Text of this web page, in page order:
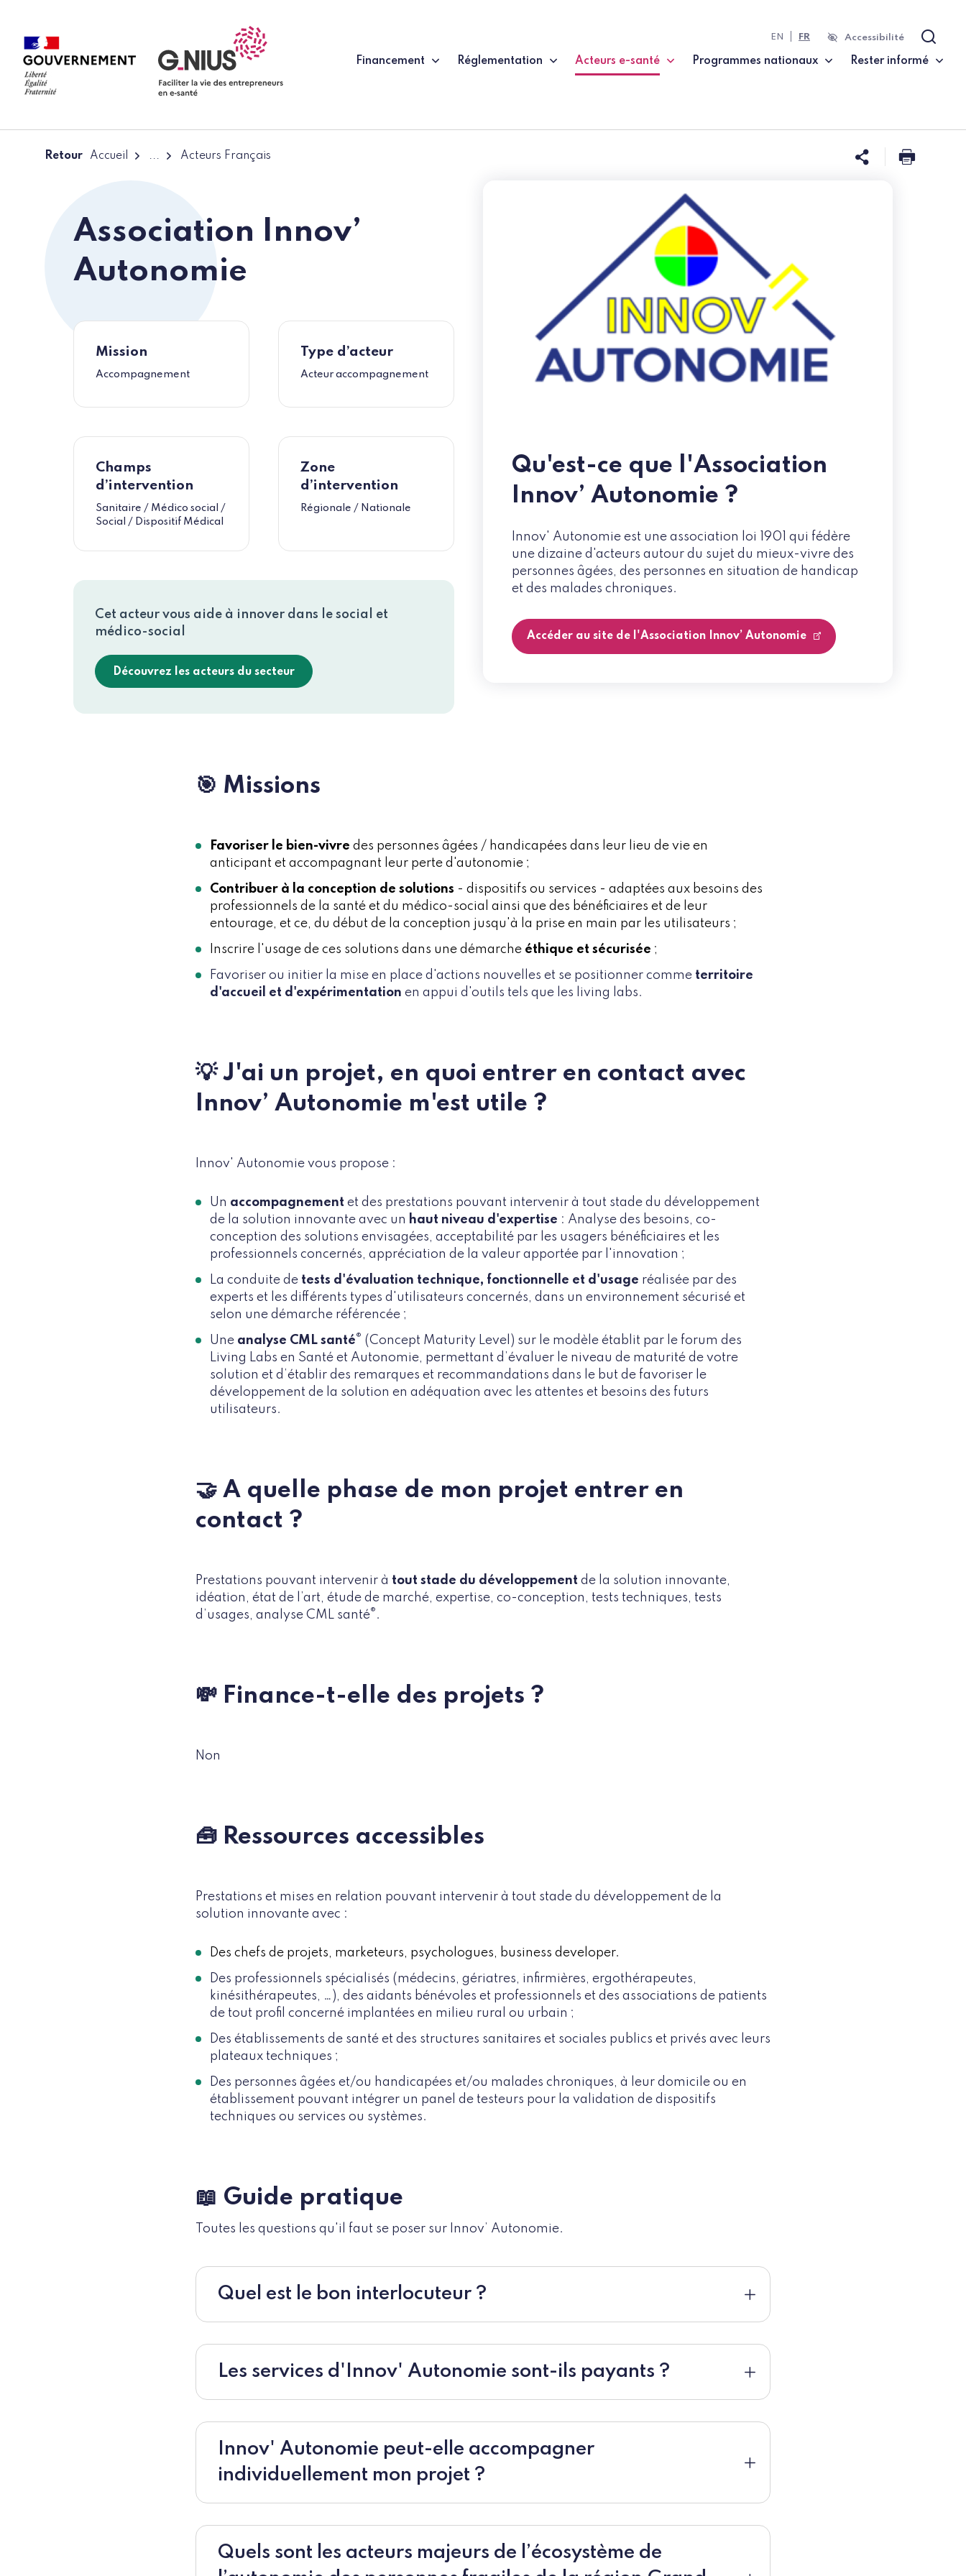
Financement Réglementation
Acteurs e-santé
(page courante)
Programmes nationaux Rester informé
EN FR Accessibilité
Retour Accueil ... Acteurs Français Partager
Association Innov’
Autonomie
Mission
Accompagnement
Type d’acteur
Acteur accompagnement
Champs
d’intervention
Sanitaire / Médico social /
Social / Dispositif Médical
Zone
d’intervention
Régionale / Nationale
Cet acteur vous aide à innover dans le social et
médico-social
Découvrez les acteurs du secteur
Qu'est-ce que l'Association
Innov’ Autonomie ?
Innov' Autonomie est une association loi 1901 qui fédère
une dizaine d'acteurs autour du sujet du mieux-vivre des
personnes âgées, des personnes en situation de handicap
et des malades chroniques.
Accéder au site de l'Association Innov’ Autonomie
🎯 Missions
Favoriser le bien-vivre des personnes âgées / handicapées dans leur lieu de vie en
anticipant et accompagnant leur perte d'autonomie ;
Contribuer à la conception de solutions - dispositifs ou services - adaptées aux besoins des
professionnels de la santé et du médico-social ainsi que des bénéficiaires et de leur
entourage, et ce, du début de la conception jusqu'à la prise en main par les utilisateurs ;
Inscrire l'usage de ces solutions dans une démarche éthique et sécurisée ;
Favoriser ou initier la mise en place d'actions nouvelles et se positionner comme territoire
d'accueil et d'expérimentation en appui d'outils tels que les living labs.
💡 J'ai un projet, en quoi entrer en contact avec
Innov’ Autonomie m'est utile ?
Innov' Autonomie vous propose :
Un accompagnement et des prestations pouvant intervenir à tout stade du développement
de la solution innovante avec un haut niveau d'expertise : Analyse des besoins, co-
conception des solutions envisagées, acceptabilité par les usagers bénéficiaires et les
professionnels concernés, appréciation de la valeur apportée par l'innovation ;
La conduite de tests d'évaluation technique, fonctionnelle et d'usage réalisée par des
experts et les différents types d'utilisateurs concernés, dans un environnement sécurisé et
selon une démarche référencée ;
Une analyse CML santé® (Concept Maturity Level) sur le modèle établit par le forum des
Living Labs en Santé et Autonomie, permettant d’évaluer le niveau de maturité de votre
solution et d’établir des remarques et recommandations dans le but de favoriser le
développement de la solution en adéquation avec les attentes et besoins des futurs
utilisateurs.
🤝 A quelle phase de mon projet entrer en
contact ?
Prestations pouvant intervenir à tout stade du développement de la solution innovante,
idéation, état de l’art, étude de marché, expertise, co-conception, tests techniques, tests
d’usages, analyse CML santé® .
💸 Finance-t-elle des projets ?
Non
🧰 Ressources accessibles
Prestations et mises en relation pouvant intervenir à tout stade du développement de la
solution innovante avec :
Des chefs de projets, marketeurs, psychologues, business developer.
Des professionnels spécialisés (médecins, gériatres, infirmières, ergothérapeutes,
kinésithérapeutes, …), des aidants bénévoles et professionnels et des associations de patients
de tout profil concerné implantées en milieu rural ou urbain ;
Des établissements de santé et des structures sanitaires et sociales publics et privés avec leurs
plateaux techniques ;
Des personnes âgées et/ou handicapées et/ou malades chroniques, à leur domicile ou en
établissement pouvant intégrer un panel de testeurs pour la validation de dispositifs
techniques ou services ou systèmes.
📖 Guide pratique
Toutes les questions qu'il faut se poser sur Innov’ Autonomie.
Quel est le bon interlocuteur ?
Les services d'Innov' Autonomie sont-ils payants ?
Innov' Autonomie peut-elle accompagner
individuellement mon projet ?
Quels sont les acteurs majeurs de l’écosystème de